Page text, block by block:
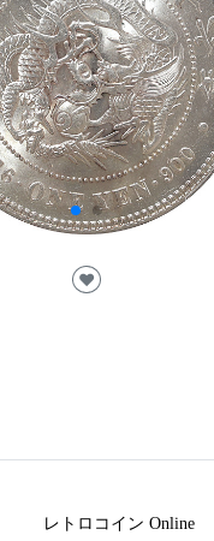
♥
レトロコイン Online